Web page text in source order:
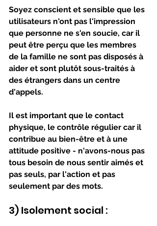
Soyez conscient et sensible que les
utilisateurs n'ont pas l'impression
que personne ne s'en soucie, car il
peut être perçu que les membres
de la famille ne sont pas disposés à
aider et sont plutôt sous-traités à
des étrangers dans un centre
d'appels.
Il est important que le contact
physique, le contrôle régulier car il
contribue au bien-être et à une
attitude positive - n'avons-nous pas
tous besoin de nous sentir aimés et
pas seuls, par l'action et pas
seulement par des mots.
3) Isolement social :